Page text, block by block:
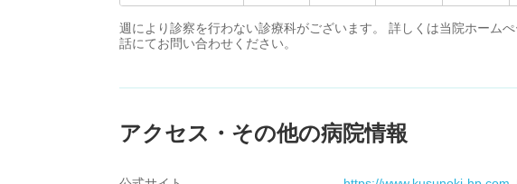
週により診察を行わない診療科がございます。 詳しくは当院ホーム
話にてお問い合わせください。
アクセス・その他の病院情報